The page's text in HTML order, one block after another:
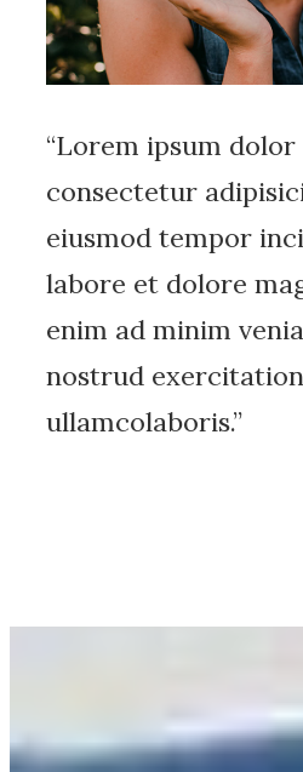
“Lorem ipsum
consectetur
eiusmod tempor
labore et dolore
enim ad minim
nostrud exercitation
ullamcolaboris.”